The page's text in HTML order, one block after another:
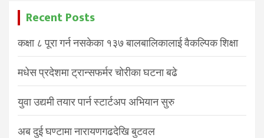
Recent Posts
कक्षा ८ पूरा गर्न नसकेका १३७ बालबालिकालाई वैकल्पिक शिक्षा
मधेस प्रदेशमा ट्रान्सफर्मर चोरीका घटना बढे
युवा उद्यमी तयार पार्न स्टार्टअप अभियान सुरु
अब दुई घण्टामा नारायणगढदेखि बुटवल